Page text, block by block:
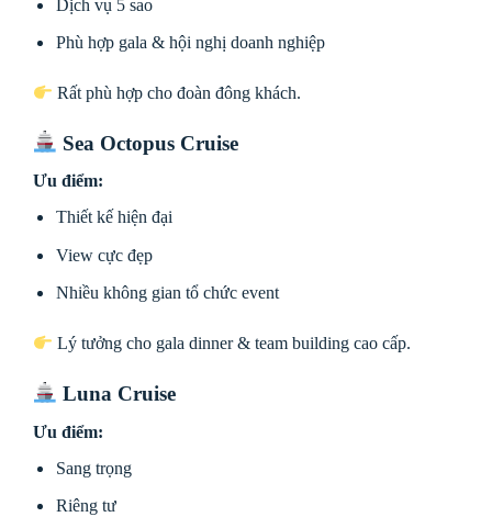
Dịch vụ 5 sao
Phù hợp gala & hội nghị doanh nghiệp
Rất phù hợp cho đoàn đông khách.
Sea Octopus Cruise
Ưu điểm:
Thiết kế hiện đại
View cực đẹp
Nhiều không gian tổ chức event
Lý tưởng cho gala dinner & team building cao cấp.
Luna Cruise
Ưu điểm:
Sang trọng
Riêng tư